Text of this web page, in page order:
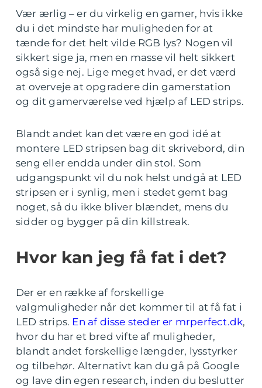
Vær ærlig – er du virkelig en gamer, hvis ikke
du i det mindste har muligheden for at
tænde for det helt vilde RGB lys? Nogen vil
sikkert sige ja, men en masse vil helt sikkert
også sige nej. Lige meget hvad, er det værd
at overveje at opgradere din gamerstation
og dit gamerværelse ved hjælp af LED strips.
Blandt andet kan det være en god idé at
montere LED stripsen bag dit skrivebord, din
seng eller endda under din stol. Som
udgangspunkt vil du nok helst undgå at LED
stripsen er i synlig, men i stedet gemt bag
noget, så du ikke bliver blændet, mens du
sidder og bygger på din killstreak.
Hvor kan jeg få fat i det?
Der er en række af forskellige
valgmuligheder når det kommer til at få fat i
LED strips. En af disse steder er mrperfect.dk,
hvor du har et bred vifte af muligheder,
blandt andet forskellige længder, lysstyrker
og tilbehør. Alternativt kan du gå på Google
og lave din egen research, inden du beslutter